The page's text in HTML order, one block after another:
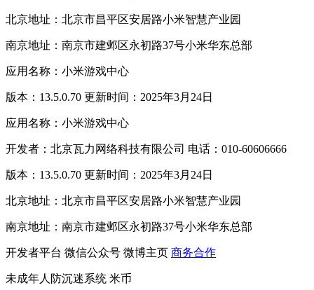
北京地址：北京市昌平区安居路小米智慧产业园
南京地址：南京市建邺区永初路37号小米华东总部
应用名称：小米游戏中心
版本：13.5.0.70 更新时间：2025年3月24日
应用名称：小米游戏中心
开发者：北京瓦力网络科技有限公司 电话：010-60606666
版本：13.5.0.70 更新时间：2025年3月24日
北京地址：北京市昌平区安居路小米智慧产业园
南京地址：南京市建邺区永初路37号小米华东总部
开发者平台 微信公众号 微博主页 商务合作
未成年人防沉迷系统 米币